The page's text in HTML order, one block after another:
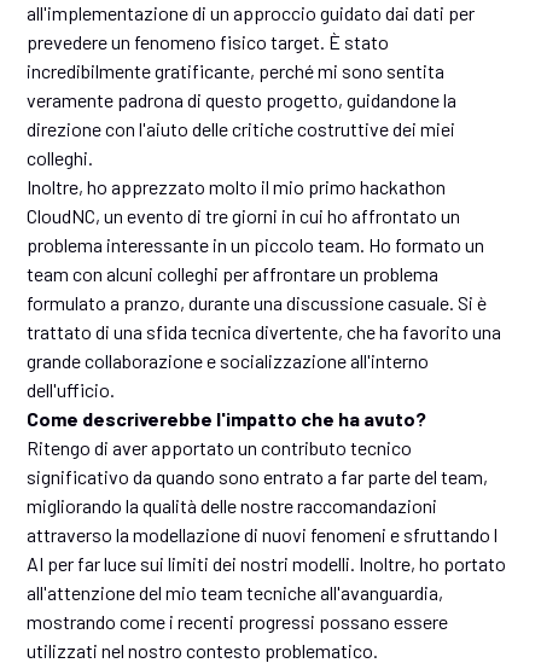
all'implementazione di un approccio guidato dai dati per
prevedere un fenomeno fisico target. È stato
incredibilmente gratificante, perché mi sono sentita
veramente padrona di questo progetto, guidandone la
direzione con l'aiuto delle critiche costruttive dei miei
colleghi.
Inoltre, ho apprezzato molto il mio primo hackathon
CloudNC, un evento di tre giorni in cui ho affrontato un
problema interessante in un piccolo team. Ho formato un
team con alcuni colleghi per affrontare un problema
formulato a pranzo, durante una discussione casuale. Si è
trattato di una sfida tecnica divertente, che ha favorito una
grande collaborazione e socializzazione all'interno
dell'ufficio.
Come descriverebbe l'impatto che ha avuto?
Ritengo di aver apportato un contributo tecnico
significativo da quando sono entrato a far parte del team,
migliorando la qualità delle nostre raccomandazioni
attraverso la modellazione di nuovi fenomeni e sfruttando l
AI per far luce sui limiti dei nostri modelli. Inoltre, ho portato
all'attenzione del mio team tecniche all'avanguardia,
mostrando come i recenti progressi possano essere
utilizzati nel nostro contesto problematico.